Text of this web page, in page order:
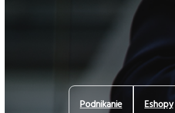
Podnikanie Eshopy